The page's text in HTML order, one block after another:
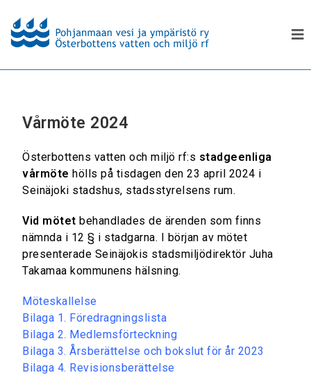
Vårmöte 2024
Österbottens vatten och miljö rf:s stadgeenliga
vårmöte hölls på tisdagen den 23 april 2024 i
Seinäjoki stadshus, stadsstyrelsens rum.
Vid mötet behandlades de ärenden som finns
nämnda i 12 § i stadgarna. I början av mötet
presenterade Seinäjokis stadsmiljödirektör Juha
Takamaa kommunens hälsning.
Möteskallelse
Bilaga 1. Föredragningslista
Bilaga 2. Medlemsförteckning
Bilaga 3. Årsberättelse och bokslut för år 2023
Bilaga 4. Revisionsberättelse